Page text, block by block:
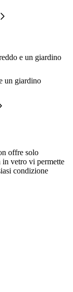
e un giardino
un giardino
offre solo
in vetro vi permette
condizione